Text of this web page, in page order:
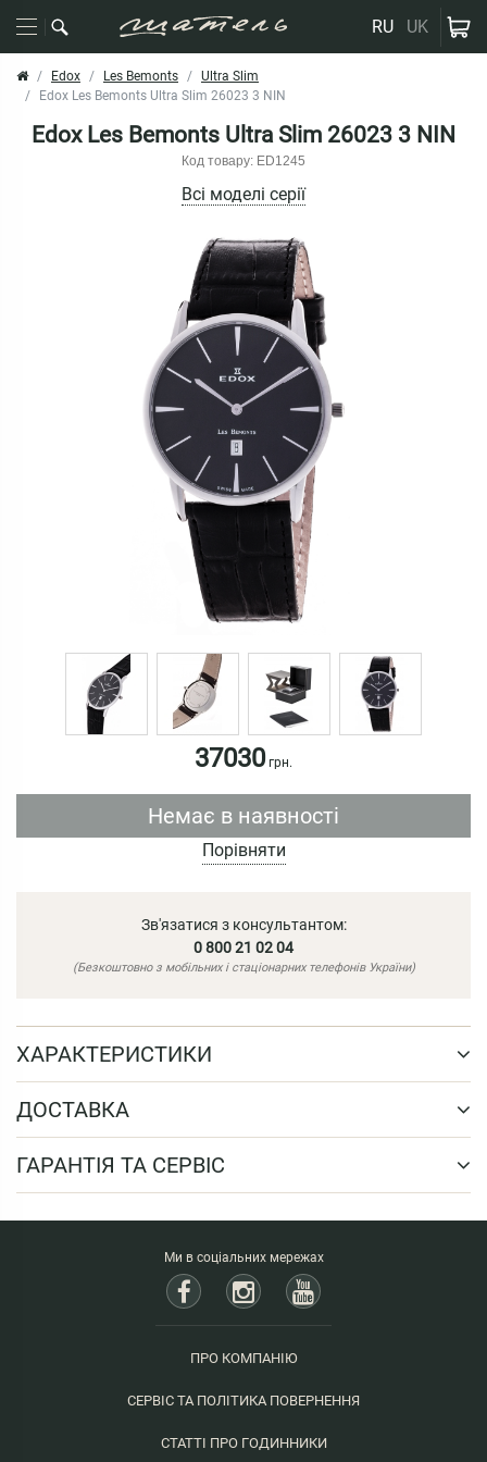
RU UK
Edox Les Bemonts
Ultra Slim
Edox Les Bemonts Ultra Slim 26023 3 NIN
Edox Les Bemonts Ultra Slim 26023 3 NIN
Код товару: ED1245
Всі моделі серії
37030грн.
Немає в наявності
Порівняти
Зв'язатися з консультантом:
0 800 21 02 04
(Безкоштовно з мобільних і стаціонарних телефонів України)
ХАРАКТЕРИСТИКИ
ДОСТАВКА
ГАРАНТІЯ ТА СЕРВІС
Ми в соціальних мережах
ПРО КОМПАНІЮ
СЕРВІС ТА ПОЛІТИКА ПОВЕРНЕННЯ
СТАТТІ ПРО ГОДИННИКИ